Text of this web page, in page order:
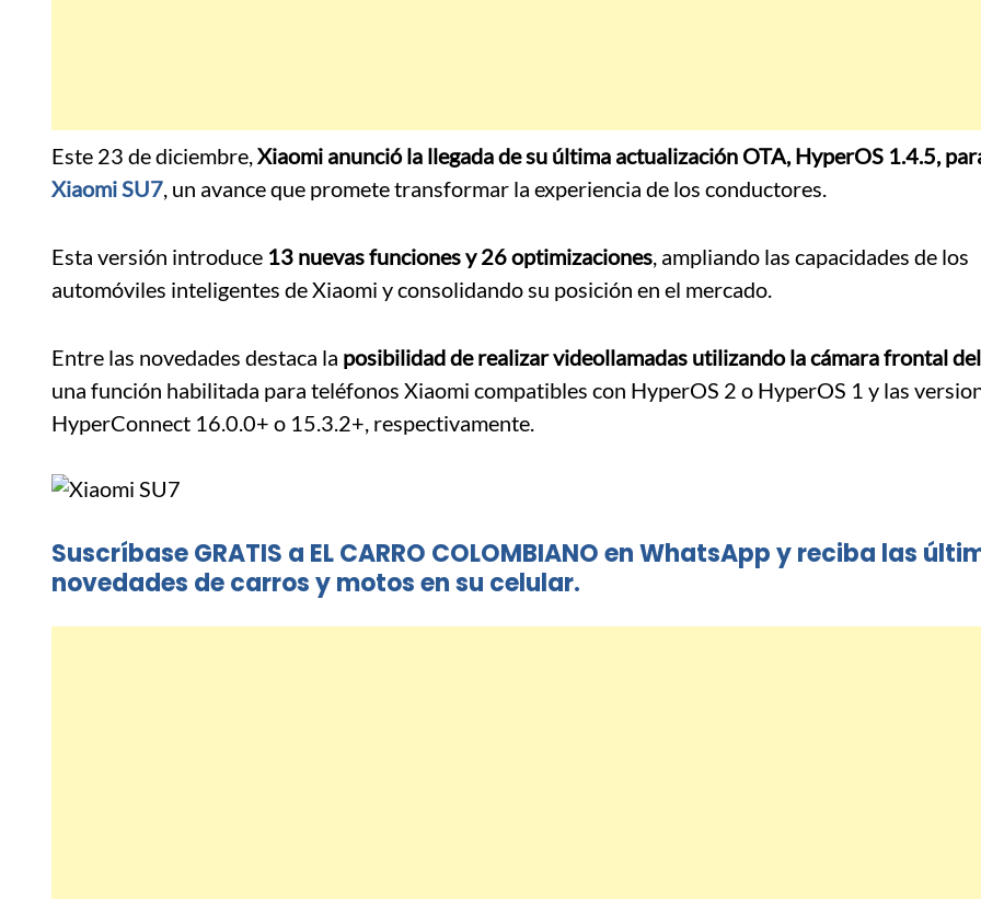
Este 23 de diciembre,Xiaomi anunció la llegada de su última actualización OTA, HyperOS 1.4.5,
Xiaomi SU7, un avance que promete transformar la experiencia de los conductores.
Esta versión introduce 13 nuevas funciones y 26 optimizaciones, ampliando las capacidades de los
automóviles inteligentes de Xiaomi y consolidando su posición en el mercado.
Entre las novedades destaca la posibilidad de realizar videollamadas utilizando la cámara frontal
una función habilitada para teléfonos Xiaomi compatibles con HyperOS 2 o HyperOS 1 y las
HyperConnect 16.0.0+ o 15.3.2+, respectivamente.
Suscríbase GRATIS a EL CARRO COLOMBIANO en WhatsApp y reciba las
novedades de carros y motos en su celular.